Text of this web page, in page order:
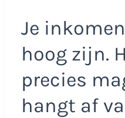
Je
hoog zijn.
precies
hangt af